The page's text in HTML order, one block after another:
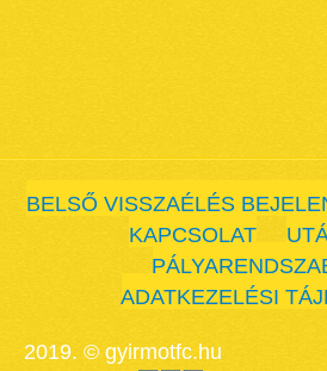
BELSŐ VISSZAÉLÉS
KAPCSOLAT
ADATKEZELÉSI
2019. © gyirmotfc.hu